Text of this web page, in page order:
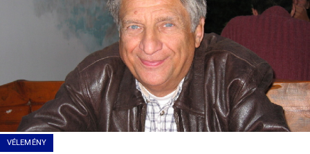
VÉLEMÉNY